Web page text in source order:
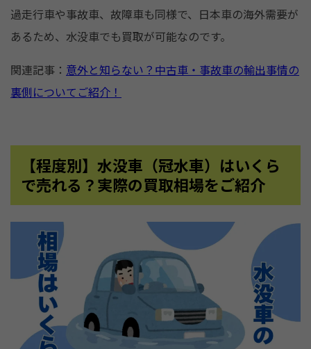
過走行車や事故車、故障車も同様で、日本車の海外需要が
あるため、水没車でも買取が可能なのです。
関連記事： 意外と知らない？中古車・事故車の輸出事情の
裏側についてご紹介！
【程度別】水没車（冠水車）はいくら
で売れる？実際の買取相場をご紹介